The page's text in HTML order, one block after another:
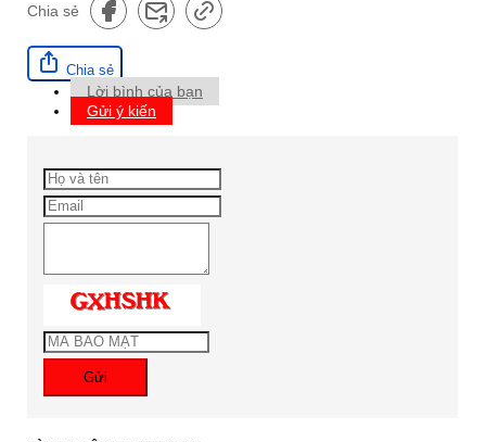
Chia sẻ
Chia sẻ
Lời bình của bạn
Gửi ý kiến
Gửi